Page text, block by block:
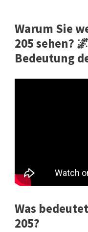
Warum Sie
205 sehen?
Bedeutung
Was
205?